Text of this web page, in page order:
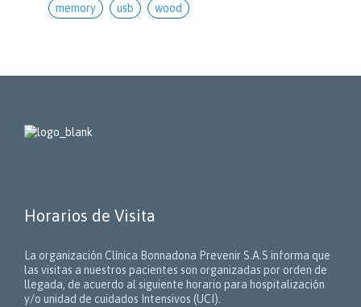
memory usb wood
Horarios de Visita
La organización Clínica Bonnadona Prevenir S.A.S informa que
las visitas a nuestros pacientes son organizadas por orden de
llegada, de acuerdo al siguiente horario para hospitalización
y/o unidad de cuidados Intensivos (UCI).